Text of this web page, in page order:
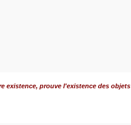
existence, prouve l'existence des